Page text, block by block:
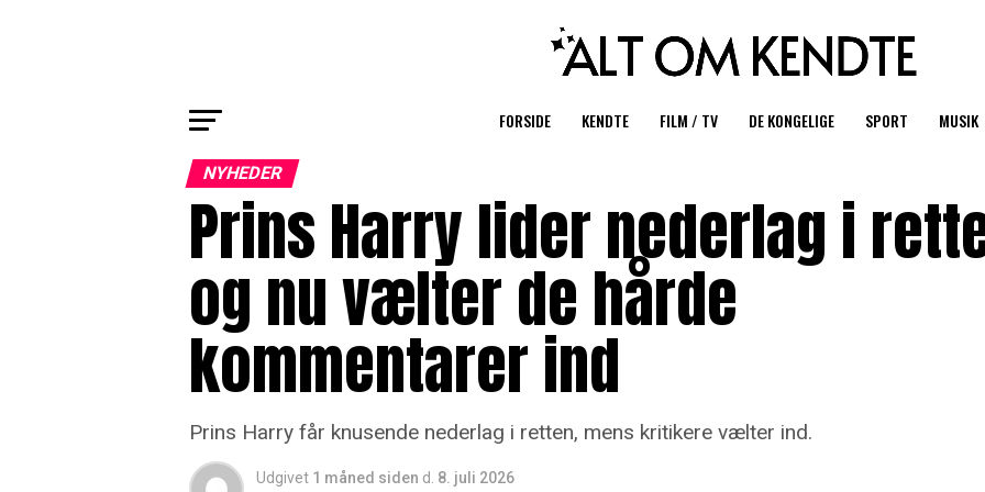
FORSIDE KENDTE FILM / TV DE KONGELIGE SPORT MUSIK
NYHEDER
Prins Harry lider nederlag i
og nu vælter de hårde
kommentarer ind
Prins Harry får knusende nederlag i retten, mens kritikere vælter ind.
Udgivet 1 måned siden d. 8. juli 2026